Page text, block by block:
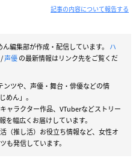
記事の内容について報告する
ん編集部が作成・配信しています。 ハ
/声優の最新情報はリンク先をご覧くだ
ツや、声優・舞台・俳優などの情
めん」。
ャラクター作品、VTuberなどストリー
を幅広くお届けしています。
（推し活）お役立ち情報など、女性オ
も発信しています。